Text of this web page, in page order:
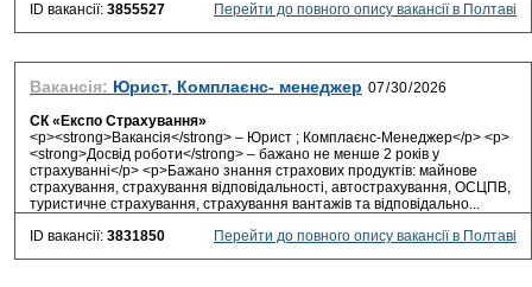
ID вакансії: 3855527 Перейти до повного опису вакансії в Полтаві
Вакансія: Юрист, Комплаєнс- менеджер
СК «Експо Страхування»
<p><strong>Вакансія</strong> – Юрист ; Комплаєнс-Менеджер</p> <p>
<strong>Досвід роботи</strong> – бажано не менше 2 років у
страхуванні</p> <p>Бажано знання страхових продуктів: майнове
страхування, страхування відповідальності, автострахування, ОСЦПВ,
туристичне страхування, страхування вантажів та відповідально...
ID вакансії: 3831850 Перейти до повного опису вакансії в Полтаві